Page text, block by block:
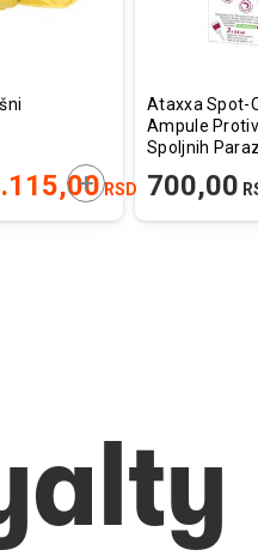
RSD
DODAJTE U KORPU
Ataxxa Spot-
Ampule Protiv
Spoljnih
1kom.
700,00